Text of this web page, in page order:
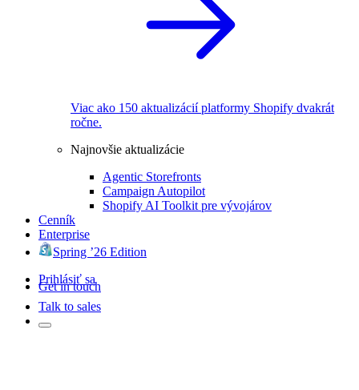
Viac ako 150 aktualizácií platformy Shopify dvakrát
ročne.
Najnovšie aktualizácie
Agentic Storefronts
Campaign Autopilot
Shopify AI Toolkit pre vývojárov
Cenník
Enterprise
Spring ’26 Edition
Prihlásiť sa
Get in touch
Talk to sales